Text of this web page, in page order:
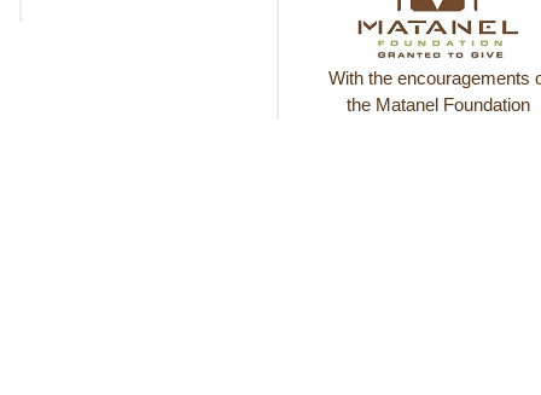
With the encouragements
the Matanel Foundation